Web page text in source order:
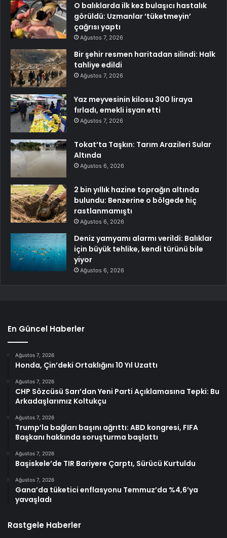
O balıklarda ilk kez bulaşıcı hastalık
görüldü: Uzmanlar ‘tüketmeyin’
çağrısı yaptı
Ağustos 7, 2026
Bir şehir resmen haritadan silindi: Halk
tahliye edildi
Ağustos 7, 2026
Yaz meyvesinin kilosu 300 liraya
fırladı, emekli isyan etti
Ağustos 7, 2026
Tokat’ta Taşkın: Tarım Arazileri Sular
Altında
Ağustos 6, 2026
2 bin yıllık hazine toprağın altında
bulundu: Benzerine o bölgede hiç
rastlanmamıştı
Ağustos 6, 2026
Deniz yamyamı alarmı verildi: Balıklar
için büyük tehlike, kendi türünü bile
yiyor
Ağustos 6, 2026
En Güncel Haberler
Ağustos 7, 2026
Honda, Çin’deki Ortaklığını 10 Yıl Uzattı
Ağustos 7, 2026
CHP Sözcüsü Sarı’dan Yeni Parti Açıklamasına Tepki: Bu
Arkadaşlarımız Koltukçu
Ağustos 7, 2026
Trump’la bağları başını ağrıttı: ABD kongresi, FIFA
Başkanı hakkında soruşturma başlattı
Ağustos 7, 2026
Başiskele’de TIR Bariyere Çarptı, Sürücü Kurtuldu
Ağustos 7, 2026
Gana’da tüketici enflasyonu Temmuz’da %4,6’ya
yavaşladı
Rastgele Haberler